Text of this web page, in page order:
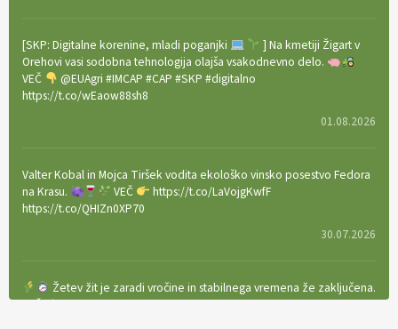
[SKP: Digitalne korenine, mladi poganjki
] Na kmetiji Žigart v
Orehovi vasi sodobna tehnologija olajša vsakodnevno delo.
VEČ
@EUAgri #IMCAP #CAP #SKP #digitalno
https://t.co/wEaow88sh8
01.08.2026
Valter Kobal in Mojca Tiršek vodita ekološko vinsko posestvo Fedora
na Krasu.
VEČ
https://t.co/LaVojgKwfF
https://t.co/QHIZn0XP70
30.07.2026
Žetev žit je zaradi vročine in stabilnega vremena že zaključena.
VEČ
https://t.co/bBWaIz6Hhh https://t.co/TtKoOF5ENS